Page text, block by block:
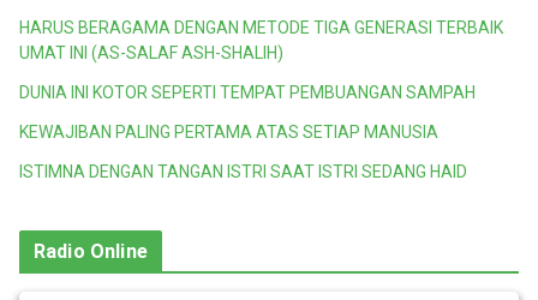
HARUS BERAGAMA DENGAN METODE TIGA GENERASI TERBAIK
UMAT INI (AS-SALAF ASH-SHALIH)
DUNIA INI KOTOR SEPERTI TEMPAT PEMBUANGAN SAMPAH
KEWAJIBAN PALING PERTAMA ATAS SETIAP MANUSIA
ISTIMNA DENGAN TANGAN ISTRI SAAT ISTRI SEDANG HAID
Radio Online